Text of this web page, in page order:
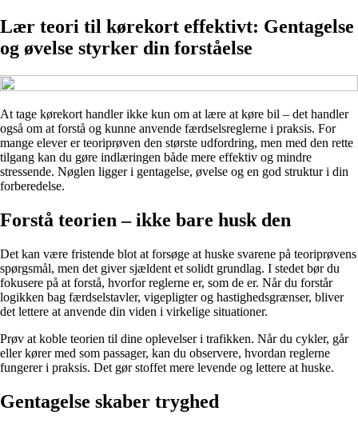
Lær teori til kørekort effektivt: Gentagelse
og øvelse styrker din forståelse
At tage kørekort handler ikke kun om at lære at køre bil – det handler
også om at forstå og kunne anvende færdselsreglerne i praksis. For
mange elever er teoriprøven den største udfordring, men med den rette
tilgang kan du gøre indlæringen både mere effektiv og mindre
stressende. Nøglen ligger i gentagelse, øvelse og en god struktur i din
forberedelse.
Forstå teorien – ikke bare husk den
Det kan være fristende blot at forsøge at huske svarene på teoriprøvens
spørgsmål, men det giver sjældent et solidt grundlag. I stedet bør du
fokusere på at forstå, hvorfor reglerne er, som de er. Når du forstår
logikken bag færdselstavler, vigepligter og hastighedsgrænser, bliver
det lettere at anvende din viden i virkelige situationer.
Prøv at koble teorien til dine oplevelser i trafikken. Når du cykler, går
eller kører med som passager, kan du observere, hvordan reglerne
fungerer i praksis. Det gør stoffet mere levende og lettere at huske.
Gentagelse skaber tryghed